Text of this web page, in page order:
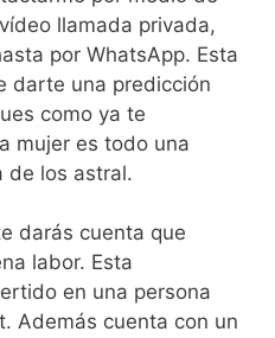
llamada privada,
por WhatsApp. Esta
darte una predicción
como ya te
mujer es todo una
de los astral.
darás cuenta que
labor. Esta
en una persona
Además cuenta con un